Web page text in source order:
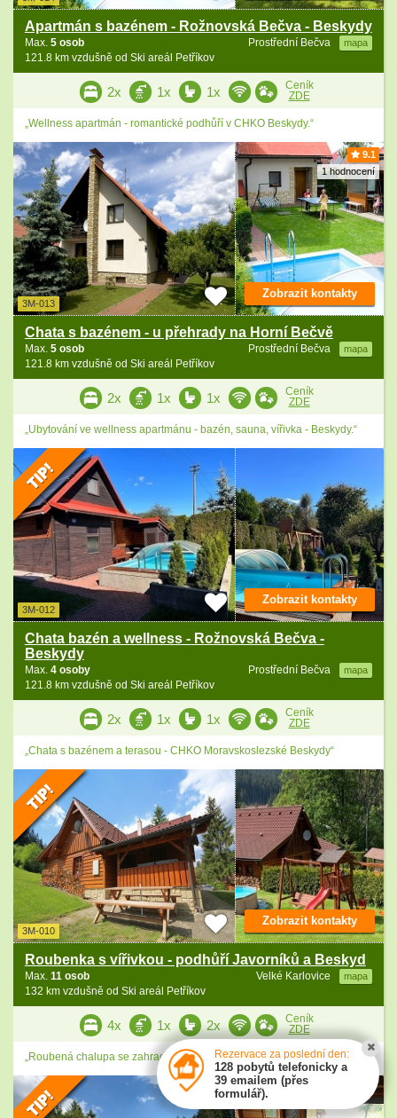
Apartmán s bazénem - Rožnovská Bečva - Beskydy
Prostřední Bečva mapa
Max. 5 osob
121.8 km vzdušně od Ski areál Petříkov
2x 1x 1x
Ceník
ZDE
„Wellness apartmán - romantické podhůří v CHKO Beskydy.“
9.1
1 hodnocení
3M-013
Chata s bazénem - u přehrady na Horní Bečvě
Prostřední Bečva mapa
Max. 5 osob
121.8 km vzdušně od Ski areál Petříkov
Zobrazit kontakty
2x 1x 1x
Ceník
ZDE
„Ubytování ve wellness apartmánu - bazén, sauna, vířivka - Beskydy.“
3M-012
Chata bazén a wellness - Rožnovská Bečva -
Beskydy
Prostřední Bečva mapa
Max. 4 osoby
121.8 km vzdušně od Ski areál Petříkov
Zobrazit kontakty
2x 1x 1x
Ceník
ZDE
„Chata s bazénem a terasou - CHKO Moravskoslezské Beskydy“
3M-010
Roubenka s vířivkou - podhůří Javorníků a Beskyd
Velké Karlovice mapa
Max. 11 osob
132 km vzdušně od Ski areál Petříkov
Zobrazit kontakty
4x 1x 2x
Ceník
ZDE
„Roubená chalupa se zahradním altánem a vířivkou - Valašsko“
Rezervace za poslední den:
128 pobytů telefonicky a
39 emailem (přes
formulář).